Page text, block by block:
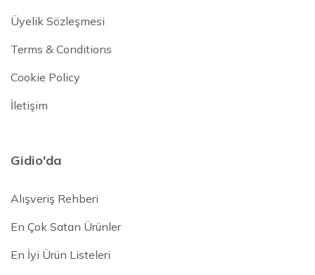
Üyelik Sözleşmesi
Terms & Conditions
Cookie Policy
İletişim
Gidio'da
Alışveriş Rehberi
En Çok Satan Ürünler
En İyi Ürün Listeleri